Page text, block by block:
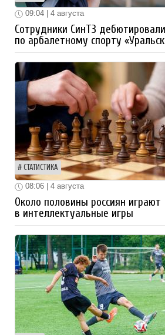
09:04 | 4 августа
Сотрудники СинТЗ
по арбалетному спорту
СТАТИСТИКА
08:06 | 4 августа
Около половины россиян играют
в интеллектуальные игры